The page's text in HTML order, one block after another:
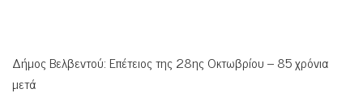
Δήμος Βελβεντού: Επέτειος της 28ης Οκτωβρίου – 85 χρόνια
μετά